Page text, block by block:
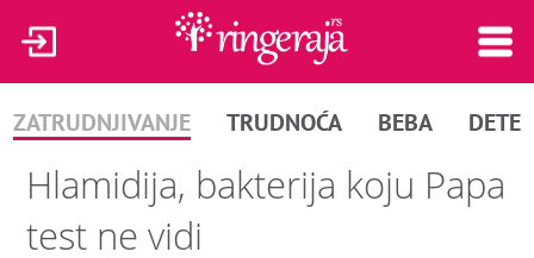
ZATRUDNJIVANJE TRUDNOĆA BEBA DETE
Hlamidija, bakterija koju Papa
test ne vidi